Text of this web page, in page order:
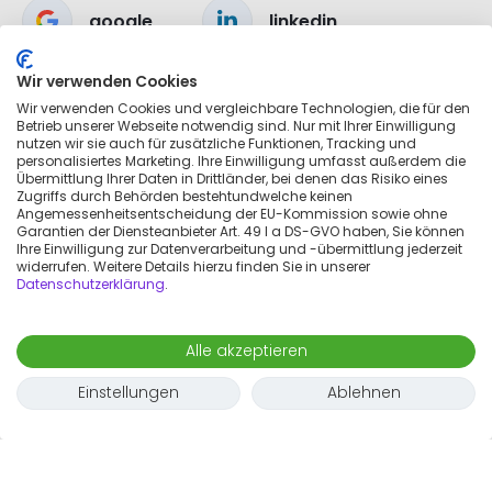
google linkedin
apple
Wir verwenden Cookies
Wir verwenden Cookies und vergleichbare Technologien, die für den
Betrieb unserer Webseite notwendig sind. Nur mit Ihrer Einwilligung
nutzen wir sie auch für zusätzliche Funktionen, Tracking und
personalisiertes Marketing. Ihre Einwilligung umfasst außerdem die
Übermittlung Ihrer Daten in Drittländer, bei denen das Risiko eines
Zugriffs durch Behörden bestehtundwelche keinen
Angemessenheitsentscheidung der EU-Kommission sowie ohne
Garantien der Diensteanbieter Art. 49 I a DS-GVO haben, Sie können
Ihre Einwilligung zur Datenverarbeitung und -übermittlung jederzeit
widerrufen. Weitere Details hierzu finden Sie in unserer
Datenschutzerklärung.
Alle akzeptieren
Einstellungen
Ablehnen